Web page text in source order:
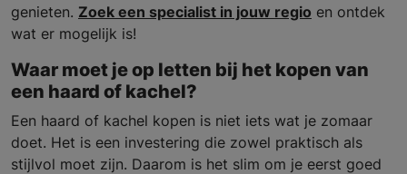
genieten. Zoek een specialist in jouw regio en ontdek
wat er mogelijk is!
Waar moet je op letten bij het kopen van
een haard of kachel?
Een haard of kachel kopen is niet iets wat je zomaar
doet. Het is een investering die zowel praktisch als
stijlvol moet zijn. Daarom is het slim om je eerst goed